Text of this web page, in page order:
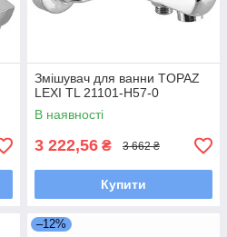
Змішувач для ванни TOPAZ
LEXI TL 21101-H57-0
В наявності
3 222,56 ₴ 3 662 ₴
Купити
–12%